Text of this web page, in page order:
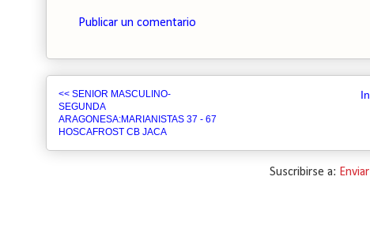
Publicar un comentario
<< SENIOR MASCULINO-
SEGUNDA
ARAGONESA:MARIANISTAS 37 - 67
HOSCAFROST CB JACA
Suscribirse a: